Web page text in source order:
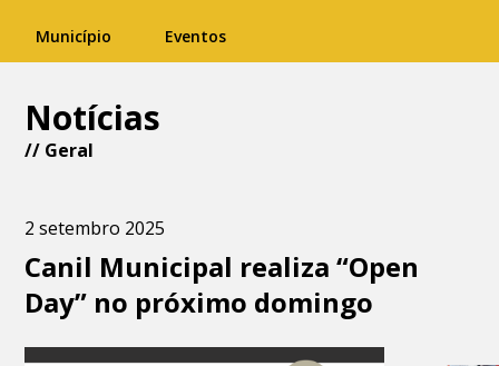
Município Eventos
Notícias
// Geral
2 setembro 2025
Canil Municipal realiza “Open
Day” no próximo domingo